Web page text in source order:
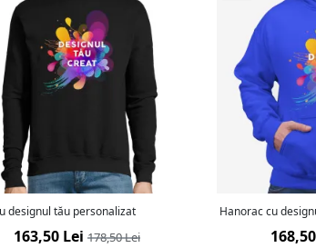
designul tău personalizat
163,50 Lei 178,50 Lei
Hanorac cu